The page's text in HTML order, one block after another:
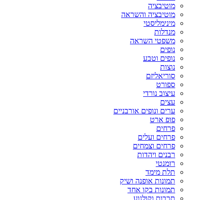
מוטיבציה
מוטיבציה והשראה
מינימליסטי
מנדלות
משפטי השראה
נופים
נופים וטבע
נוצות
סוריאליזם
ספורט
עיצוב נורדי
עצים
ערים ונופים אורבניים
פופ ארט
פרחים
פרחים ועלים
פרחים וצמחים
רבנים ויהדות
רומנטי
תלת מימד
תמונות אופנה ושיק
תמונות בקו אחד
תרבות וקולנוע